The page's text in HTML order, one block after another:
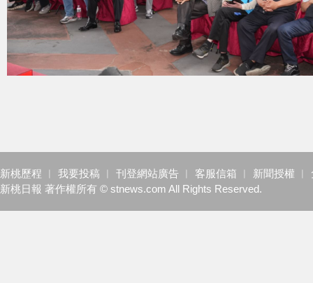
新桃歷程 ︱ 我要投稿 ︱ 刊登網站廣告 ︱ 客服信箱 ︱ 新聞授權 ︱
新桃日報 著作權所有 © stnews.com All Rights Reserved.